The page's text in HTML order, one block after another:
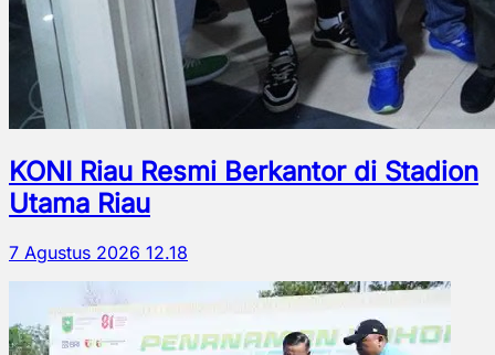
KONI Riau Resmi Berkantor di Stadion
Utama Riau
7 Agustus 2026 12.18